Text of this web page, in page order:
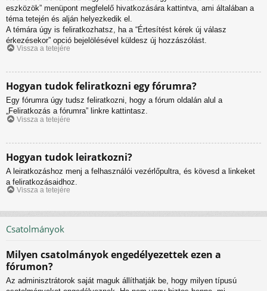
eszközök” menüpont megfelelő hivatkozására kattintva, ami általában a
téma tetején és alján helyezkedik el.
A témára úgy is feliratkozhatsz, ha a “Értesítést kérek új válasz
érkezésekor” opció bejelölésével küldesz új hozzászólást.
Vissza a tetejére
Hogyan tudok feliratkozni egy fórumra?
Egy fórumra úgy tudsz feliratkozni, hogy a fórum oldalán alul a
„Feliratkozás a fórumra” linkre kattintasz.
Vissza a tetejére
Hogyan tudok leiratkozni?
A leiratkozáshoz menj a felhasználói vezérlőpultra, és kövesd a linkeket
a feliratkozásaidhoz.
Vissza a tetejére
Csatolmányok
Milyen csatolmányok engedélyezettek ezen a
fórumon?
Az adminisztrátorok saját maguk állíthatják be, hogy milyen típusú